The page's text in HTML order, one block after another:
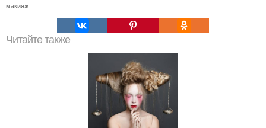
макияж
Читайте также